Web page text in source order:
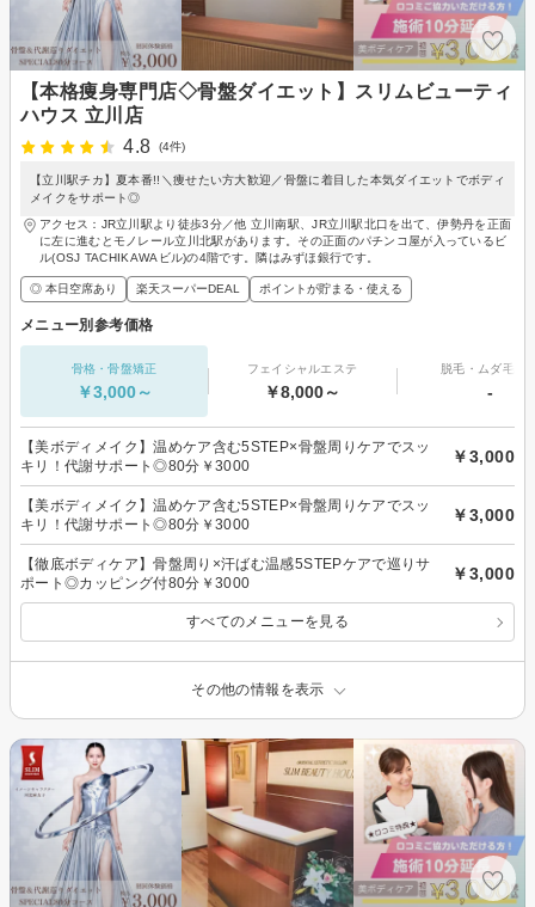
【本格痩身専門店◇骨盤ダイエット】スリムビューティ
ハウス 立川店
4.8
(4件)
【立川駅チカ】夏本番!!＼痩せたい方大歓迎／骨盤に着目した本気ダイエットでボディ
メイクをサポート◎
アクセス：JR立川駅より徒歩3分／他 立川南駅、JR立川駅北口を出て、伊勢丹を正面
に左に進むとモノレール立川北駅があります。その正面のパチンコ屋が入っているビ
ル(OSJ TACHIKAWAビル)の4階です。隣はみずほ銀行です。
◎ 本日空席あり 楽天スーパーDEAL ポイントが貯まる・使える
メニュー別参考価格
骨格・骨盤矯正
￥3,000～
フェイシャルエステ
￥8,000～
脱毛・ムダ毛処
-
【美ボディメイク】温めケア含む5STEP×骨盤周りケアでスッ
キリ！代謝サポート◎80分￥3000
￥3,000
【美ボディメイク】温めケア含む5STEP×骨盤周りケアでスッ
キリ！代謝サポート◎80分￥3000
￥3,000
【徹底ボディケア】骨盤周り×汗ばむ温感5STEPケアで巡りサ
ポート◎カッピング付80分￥3000
￥3,000
すべてのメニューを見る
その他の情報を表示